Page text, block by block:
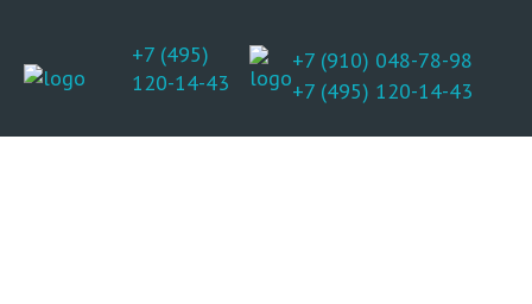
+7 (495)
120-14-43
+7 (910) 048-78-98
+7 (495) 120-14-43